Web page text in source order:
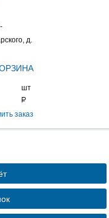
д.
заказ